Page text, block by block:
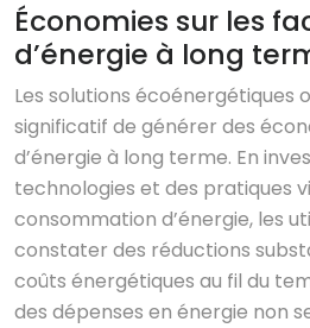
Économies sur les
d’énergie à long
Les solutions écoénergétiques
significatif de générer des
d’énergie à long terme. En
technologies et des pratiques
consommation d’énergie, les
constater des réductions
coûts énergétiques au fil du
des dépenses en énergie non